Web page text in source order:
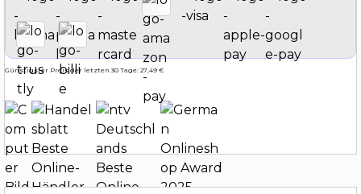
Günstigster Preis der letzten 30 Tage: 27,49 €